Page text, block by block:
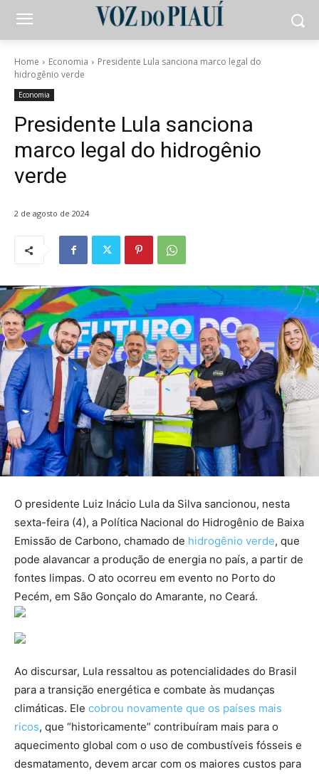
Home Economia
Presidente Lula sanciona marco legal do
hidrogênio verde
Economia
Presidente Lula sanciona
marco legal do hidrogênio
verde
2 de agosto de 2024
O presidente Luiz Inácio Lula da Silva sancionou, nesta
sexta-feira (4), a Política Nacional do Hidrogênio de Baixa
Emissão de Carbono, chamado de hidrogênio verde, que
pode alavancar a produção de energia no país, a partir de
fontes limpas. O ato ocorreu em evento no Porto do
Pecém, em São Gonçalo do Amarante, no Ceará.
Ao discursar, Lula ressaltou as potencialidades do Brasil
para a transição energética e combate às mudanças
climáticas. Ele cobrou novamente que os países mais
ricos, que “historicamente” contribuíram mais para o
aquecimento global com o uso de combustíveis fósseis e
desmatamento, devem arcar com os maiores custos para